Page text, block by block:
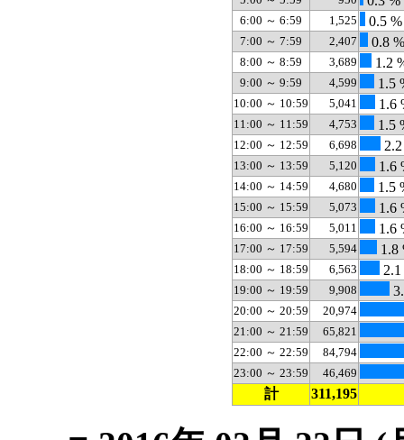
6:00 ～ 6:59 1,525 0.5 %
7:00 ～ 7:59 2,407 0.8 %
8:00 ～ 8:59 3,689 1.2
9:00 ～ 9:59 4,599 1.5
10:00 ～ 10:59 5,041 1.6
11:00 ～ 11:59 4,753 1.5
12:00 ～ 12:59 6,698
13:00 ～ 13:59 5,120 1.6
14:00 ～ 14:59 4,680 1.5
15:00 ～ 15:59 5,073 1.6
16:00 ～ 16:59 5,011 1.6
17:00 ～ 17:59 5,594 1.8
18:00 ～ 18:59 6,563
19:00 ～ 19:59 9,908
20:00 ～ 20:59
20,974
21:00 ～ 21:59
65,821
22:00 ～ 22:59
84,794
23:00 ～ 23:59
46,469
計 311,195